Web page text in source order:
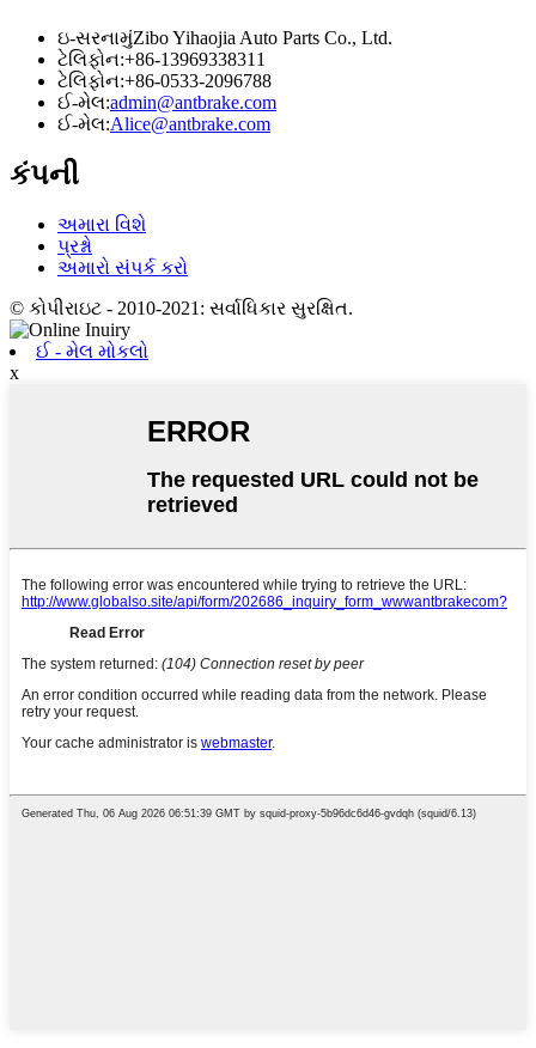
ઇ-સરનામુંZibo Yihaojia Auto Parts Co., Ltd.
ટેલિફોન:+86-13969338311
ટેલિફોન:+86-0533-2096788
ઈ-મેલ:admin@antbrake.com
ઈ-મેલ:Alice@antbrake.com
કંપની
અમારા વિશે
પ્રશ્નો
અમારો સંપર્ક કરો
© કોપીરાઇટ - 2010-2021: સર્વાધિકાર સુરક્ષિત.
ઈ - મેલ મોકલો
x